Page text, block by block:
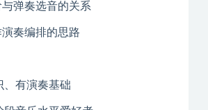
弹奏选音的关系
奏编排的思路
、有演奏基础